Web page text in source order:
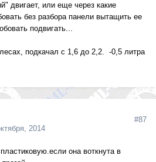
двигает, или еще через какие
без разбора панели вытащить ее
подвигать...
подкачал с 1,6 до 2,2. -0,5 литра
2014
#87
она воткнута в